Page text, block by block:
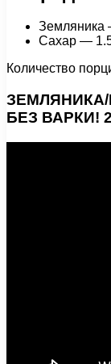
Земляника
Сахар —
Количество
ЗЕМЛЯНИКА/
БЕЗ ВАРКИ!